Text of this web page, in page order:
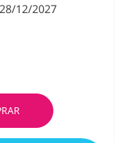
12/2027